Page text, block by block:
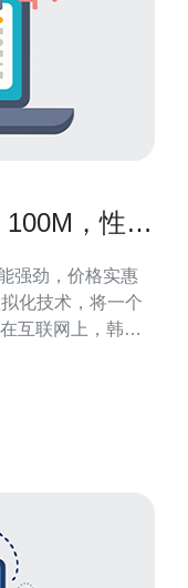
，性能
强劲，价格实惠
化技术，将一个
互联网上，韩